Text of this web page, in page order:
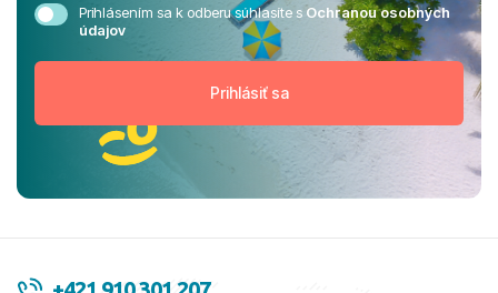
Prihlásením sa k odberu súhlasíte sOchranou osobných
údajov